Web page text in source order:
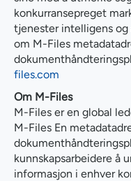
konkurransepreget
tjenester intelligens
om M-Files
files.com
Om M-Files
M-Files er en global
M-Files En
kunnskapsarbeidere å
informasjon i enhver